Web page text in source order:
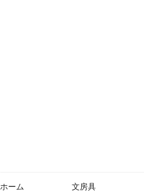
ホーム 文房具